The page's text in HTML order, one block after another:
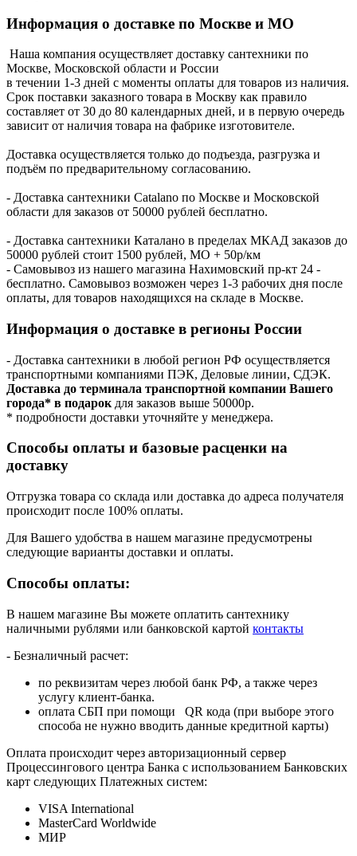
Информация о доставке по Москве и МО
Наша компания осуществляет доставку сантехники по
Москве, Московской области и России
в течении 1-3 дней с моменты оплаты для товаров из наличия.
Срок поставки заказного товара в Москву как правило
составляет от 30 до 80 календарных дней, и в первую очередь
зависит от наличия товара на фабрике изготовителе.
Доставка осуществляется только до подъезда, разгрузка и
подъём по предварительному согласованию.
- Доставка сантехники Catalano по Москве и Московской
области для заказов от 50000 рублей бесплатно.
- Доставка сантехники Каталано в пределах МКАД заказов до
50000 рублей стоит 1500 рублей, МО + 50р/км
- Самовывоз из нашего магазина Нахимовский пр-кт 24 -
бесплатно. Самовывоз возможен через 1-3 рабочих дня после
оплаты, для товаров находящихся на складе в Москве.
Информация о доставке в регионы России
- Доставка сантехники в любой регион РФ осуществляется
транспортными компаниями ПЭК, Деловые линии, СДЭК.
Доставка до терминала транспортной компании Вашего
города* в подарок для заказов выше 50000р.
* подробности доставки уточняйте у менеджера.
Способы оплаты и базовые расценки на
доставку
Отгрузка товара со склада или доставка до адреса получателя
происходит после 100% оплаты.
Для Вашего удобства в нашем магазине предусмотрены
следующие варианты доставки и оплаты.
Способы оплаты:
В нашем магазине Вы можете оплатить сантехнику
наличными рублями или банковской картой контакты
- Безналичный расчет:
по реквизитам через любой банк РФ, а также через
услугу клиент-банка.
оплата СБП при помощи QR кода (при выборе этого
способа не нужно вводить данные кредитной карты)
Оплата происходит через авторизационный сервер
Процессингового центра Банка с использованием Банковских
карт следующих Платежных систем:
VISA International
MasterCard Worldwide
МИР